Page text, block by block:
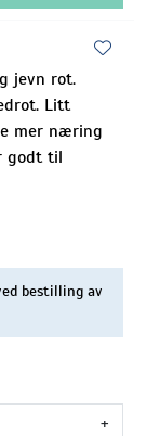
jevn rot.
Litt
mer næring
godt til
bestilling av
+